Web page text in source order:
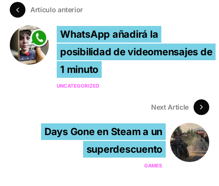
Artículo anterior
WhatsApp añadirá la
posibilidad de videomensajes de
1 minuto
UNCATEGORIZED
Next Article
Days Gone en Steam a un
superdescuento
GAMES